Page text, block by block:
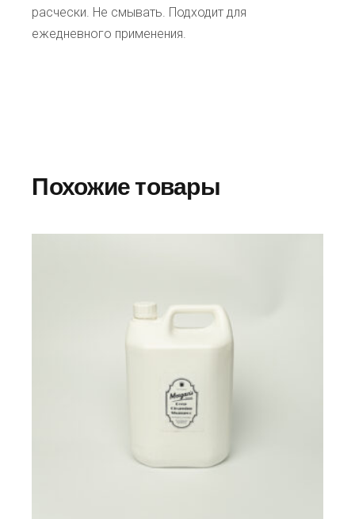
расчески. Не смывать. Подходит для
ежедневного применения.
Похожие товары